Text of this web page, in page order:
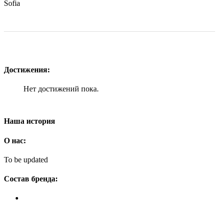
Sofia
Достижения:
Нет достижений пока.
Наша история
О нас:
To be updated
Состав бренда: